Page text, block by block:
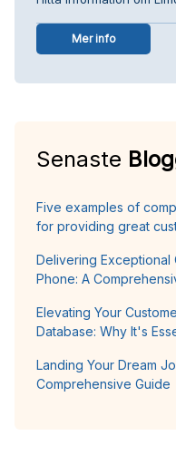
Mer info
Senaste
Five examples of
for providing great
Delivering Exceptional
Phone: A
Elevating Your
Database: Why It's
Landing Your Dream
Comprehensive Guide